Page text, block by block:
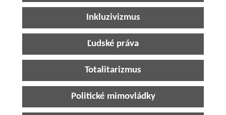
Inkluzivizmus
Ľudské práva
Totalitarizmus
Politické mimovládky